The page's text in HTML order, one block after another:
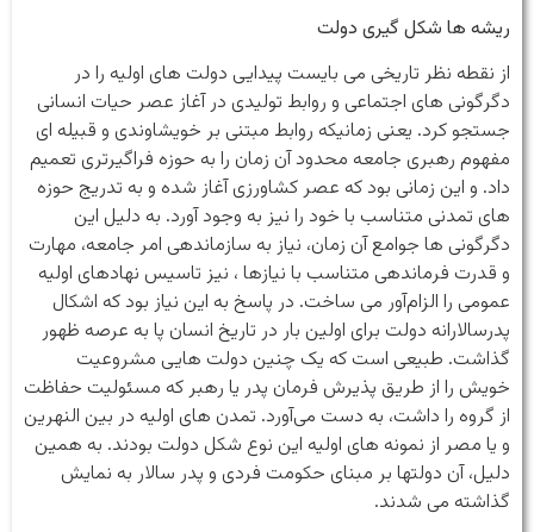
ریشه ها شکل گیری دولت
از نقطه نظر تاریخی می بایست پیدایی دولت های اولیه را در
دگرگونی های اجتماعی و روابط تولیدی در آغاز عصر حیات انسانی
جستجو کرد. یعنی زمانیکه روابط مبتنی بر خویشاوندی و قبیله ای
مفهوم رهبری جامعه محدود آن زمان را به حوزه فراگیرتری تعمیم
داد. و این زمانی بود که عصر کشاورزی آغاز شده و به تدریج حوزه
های تمدنی متناسب با خود را نیز به وجود آورد. به دلیل این
دگرگونی ها جوامع آن زمان، نیاز به سازماندهی امر جامعه، مهارت
و قدرت فرماندهی متناسب با نیازها ، نیز تاسیس نهادهای اولیه
عمومی را الزام‌آور می ساخت. در پاسخ به این نیاز بود که اشکال
پدرسالارانه دولت برای اولین بار در تاریخ انسان پا به عرصه ظهور
گذاشت. طبیعی است که یک چنین دولت هایی مشروعیت
خویش را از طریق پذیرش فرمان پدر یا رهبر که مسئولیت حفاظت
از گروه را داشت، به دست می‌آورد. تمدن های اولیه در بین النهرین
و یا مصر از نمونه های اولیه این نوع شکل دولت بودند. به همین
دلیل، آن دولتها بر مبنای حکومت فردی و پدر سالار به نمایش
گذاشته می شدند.